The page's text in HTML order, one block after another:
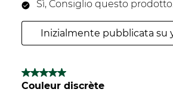
Sì, Consiglio questo prodotto.
Inizialmente pubblicata su
5 su 5 stelle.
Couleur discrète